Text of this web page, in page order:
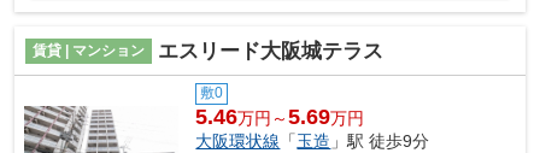
賃貸 | マンション エスリード大阪城テラス
敷0
5.46万円～5.69万円
大阪環状線 「玉造 」駅 徒歩9分